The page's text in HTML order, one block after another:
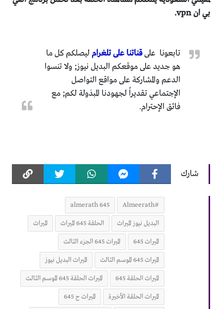
بي ان vpn.
تابعونا علىقناتنا على تلغرامليصلكم كل ما
هو جديد على موقعكم البديل نيوز; ولا تنسوا
الدعم والمشاركة على مواقع التواصل
الإجتماعي تقديراً لجهودنا المبذولة لكم; مع
فائق الإحترام.
شارك
#Almeerath
almerath 645
البديل نيوز الميراث الحلقة 645 الميراث الميراث
الميراث 645 الميراث 645 الجزء الثالث
الميراث 645 الموسم الثالث الميراث البديل نيوز
الميراث الحلقة 645 الميراث الحلقة 645 الموسم الثالث
الميراث الحلقة الأخيرة الميراث ح 645